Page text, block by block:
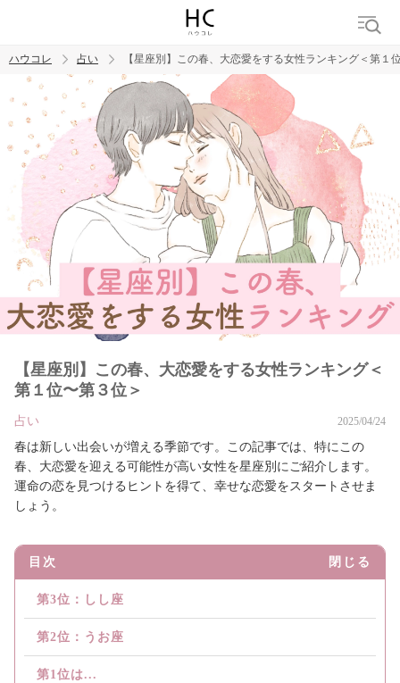
トレンド ワード
ハウコレ 占い 【星座別】この春、大恋愛をする女性ランキング＜第１
【星座別】この春、大恋愛をする女性ランキング＜
第１位〜第３位＞
占い 2025/04/24
春は新しい出会いが増える季節です。この記事では、特にこの
春、大恋愛を迎える可能性が高い女性を星座別にご紹介します。
運命の恋を見つけるヒントを得て、幸せな恋愛をスタートさせま
しょう。
目次 閉じる
第3位：しし座
第2位：うお座
第1位は...